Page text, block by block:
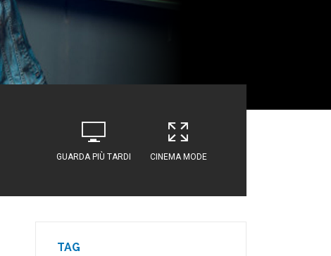
GUARDA PIÙ TARDI CINEMA MODE
TAG